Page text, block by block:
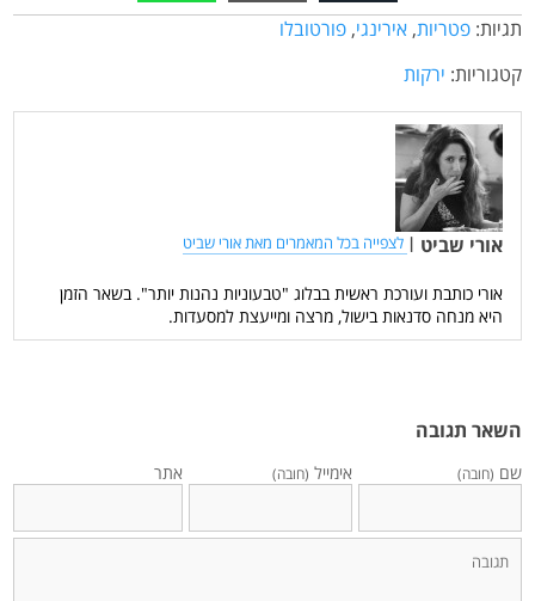
תגיות: פטריות, אירינגי, פורטובלו
קטגוריות: ירקות
אורי שביט | לצפייה בכל המאמרים מאת אורי שביט
אורי כותבת ועורכת ראשית בבלוג "טבעוניות נהנות יותר". בשאר הזמן
היא מנחה סדנאות בישול, מרצה ומייעצת למסעדות.
השאר תגובה
שם (חובה) אימייל (חובה) אתר